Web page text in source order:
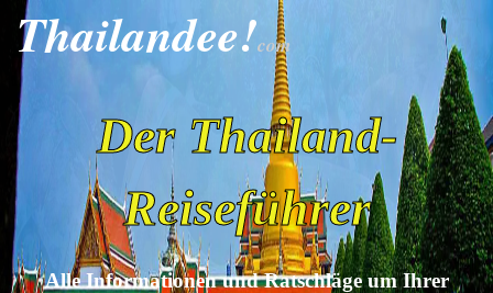
Thailandee!com
Der Thailand-
Reiseführer
Alle Informationen und Ratschläge um Ihrer